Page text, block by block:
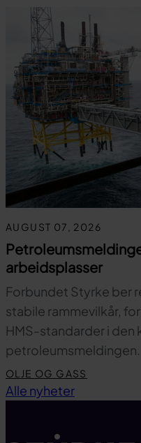
AUGUST 07, 2026
arbeidsplasser
Forbundet Styrke ber
stabile rammevilkår,
HMS-standarder i den
petroleumsmeldingen.
OLJE OG GASS
Alle nyheter